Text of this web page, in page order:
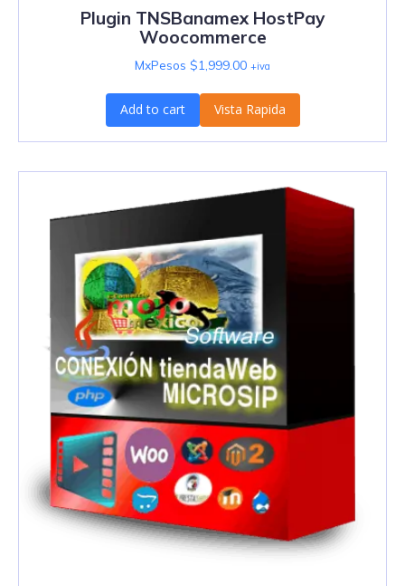
Plugin TNSBanamex HostPay
Woocommerce
MxPesos $1,999.00 +iva
Add to cart Vista Rapida